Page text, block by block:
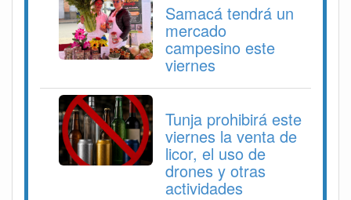
Samacá tendrá un
mercado
campesino este
viernes
Tunja prohibirá este
viernes la venta de
licor, el uso de
drones y otras
actividades